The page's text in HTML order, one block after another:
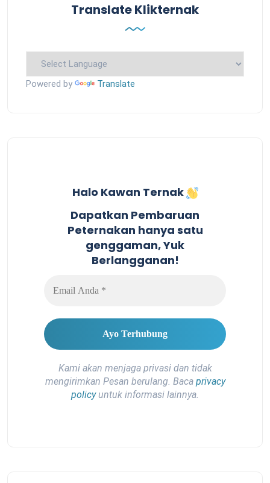
Translate Klikternak
Powered by Translate
Halo Kawan Ternak
Dapatkan Pembaruan
Peternakan hanya satu
genggaman, Yuk
Berlangganan!
Kami akan menjaga privasi dan tidak
mengirimkan Pesan berulang. Baca privacy
policyuntuk informasi lainnya.